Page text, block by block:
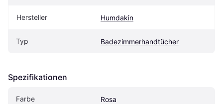
Hersteller Humdakin
Typ Badezimmerhandtücher
Spezifikationen
Farbe Rosa